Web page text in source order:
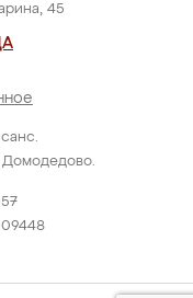
Домодедово.
45